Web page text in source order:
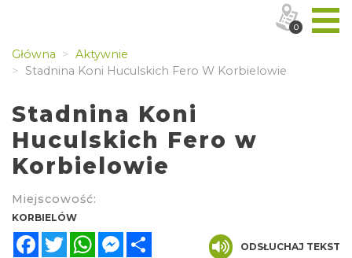
Główna
Aktywnie
Stadnina Koni Huculskich Fero W Korbielowie
Stadnina Koni
Huculskich Fero w
Korbielowie
Miejscowość:
KORBIELÓW
FacebookTwitterWhatsAppMessenger
ODSŁUCHAJ TEKST
0